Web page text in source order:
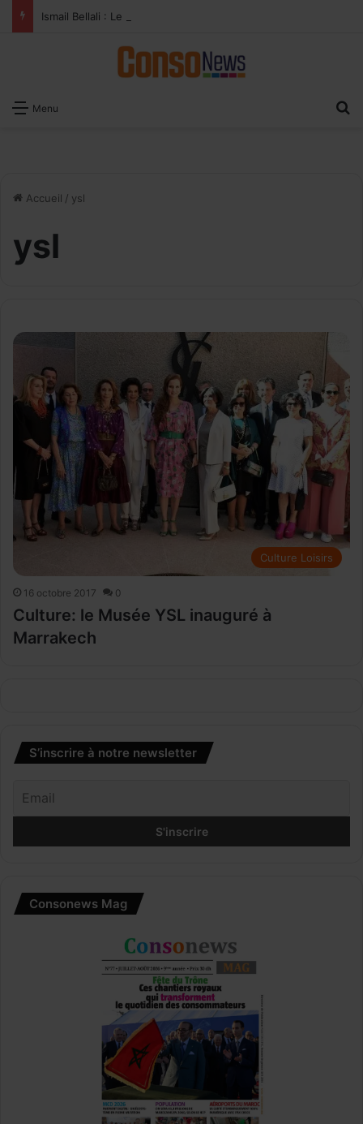
Menu
Accueil / ysl
ysl
Culture Loisirs
16 octobre 2017 0
Culture: le Musée YSL inauguré à
Marrakech
S’inscrire à notre newsletter
Consonews Mag